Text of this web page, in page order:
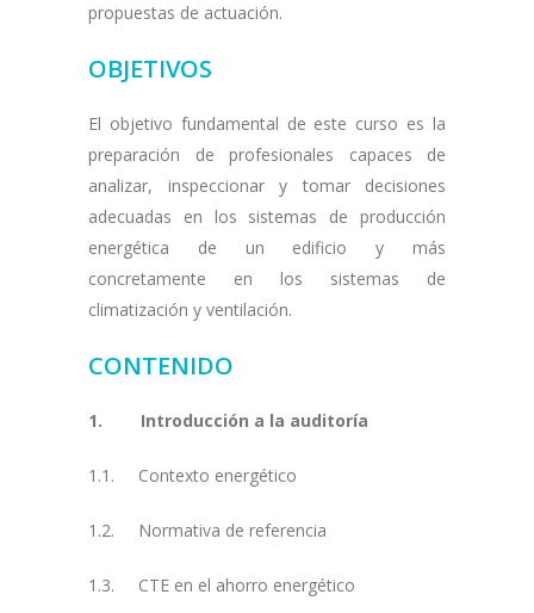
propuestas de actuación.
OBJETIVOS
El objetivo fundamental de este curso es la
preparación de profesionales capaces de
analizar, inspeccionar y tomar decisiones
adecuadas en los sistemas de producción
energética de un edificio y más
concretamente en los sistemas de
climatización y ventilación.
CONTENIDO
1. Introducción a la auditoría
1.1. Contexto energético
1.2. Normativa de referencia
1.3. CTE en el ahorro energético